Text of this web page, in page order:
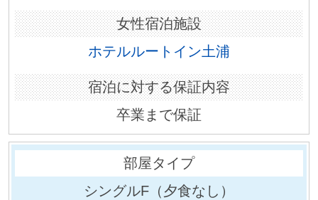
ホテルルートイン土浦
卒業まで保証
シングルF（夕食なし）